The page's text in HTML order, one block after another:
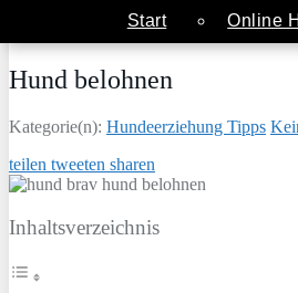
Start Online
Hund belohnen
Kategorie(n): Hundeerziehung Tipps
teilen tweeten sharen
Inhaltsverzeichnis